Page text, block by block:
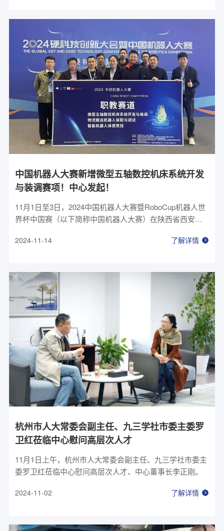
中国机器人大赛新增微型五轴数控机床系统开发
与装调赛项！中心发起！
11月1日至3日，2024中国机器人大赛暨RoboCup机器人世
界杯中国赛（以下简称中国机器人大赛）在陕西省西安市
与装调赛项（以下简称微型五轴开发平台赛项），由浙江
2024-11-14 了解详情
杭州市人大常委会副主任、九三学社市委主委罗
卫红莅临中心慰问高层次人才
11月1日上午，杭州市人大常委会副主任、九三学社市委主
委罗卫红莅临中心慰问高层次人才、中心董事长李正刚。
2024-11-02 了解详情